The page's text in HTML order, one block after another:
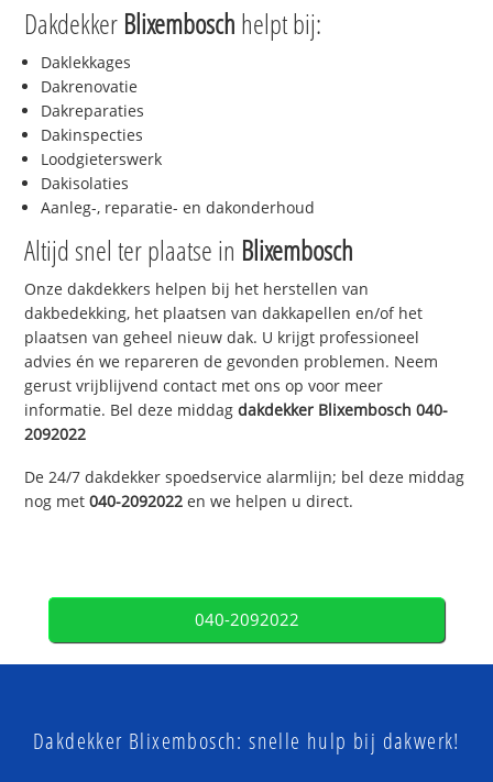
Dakdekker Blixembosch helpt bij:
Daklekkages
Dakrenovatie
Dakreparaties
Dakinspecties
Loodgieterswerk
Dakisolaties
Aanleg-, reparatie- en dakonderhoud
Altijd snel ter plaatse in Blixembosch
Onze dakdekkers helpen bij het herstellen van
dakbedekking, het plaatsen van dakkapellen en/of het
plaatsen van geheel nieuw dak. U krijgt professioneel
advies én we repareren de gevonden problemen. Neem
gerust vrijblijvend contact met ons op voor meer
informatie. Bel deze middagdakdekker Blixembosch 040-
2092022
De 24/7 dakdekker spoedservice alarmlijn; bel deze middag
nog met040-2092022 en we helpen u direct.
040-2092022
Dakdekker Blixembosch: snelle hulp bij dakwerk!